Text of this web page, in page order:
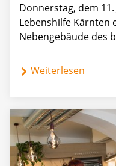
Donnerstag, dem
Lebenshilfe Kärnten
Nebengebäude des
Weiterlesen